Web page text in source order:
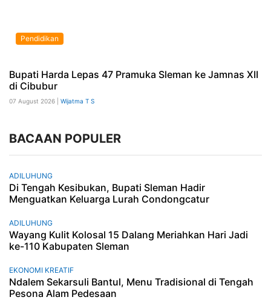
Pendidikan
Bupati Harda Lepas 47 Pramuka Sleman ke Jamnas XII
di Cibubur
07 August 2026 | Wijatma T S
BACAAN POPULER
ADILUHUNG
Di Tengah Kesibukan, Bupati Sleman Hadir
Menguatkan Keluarga Lurah Condongcatur
ADILUHUNG
Wayang Kulit Kolosal 15 Dalang Meriahkan Hari Jadi
ke-110 Kabupaten Sleman
EKONOMI KREATIF
Ndalem Sekarsuli Bantul, Menu Tradisional di Tengah
Pesona Alam Pedesaan